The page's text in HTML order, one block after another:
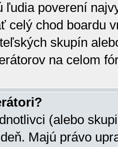
ľudia poverení
celý chod boardu
skupín
na celom
(alebo
Majú právo